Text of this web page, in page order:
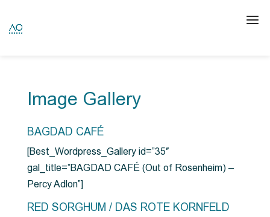
Image Gallery
BAGDAD CAFÉ
[Best_Wordpress_Gallery id=”35″
gal_title=”BAGDAD CAFÉ (Out of Rosenheim) –
Percy Adlon”]
RED SORGHUM / DAS ROTE KORNFELD